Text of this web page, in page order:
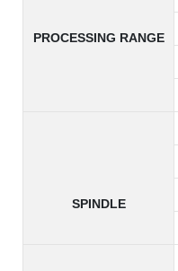
PROCESSING RANGE
SPINDLE